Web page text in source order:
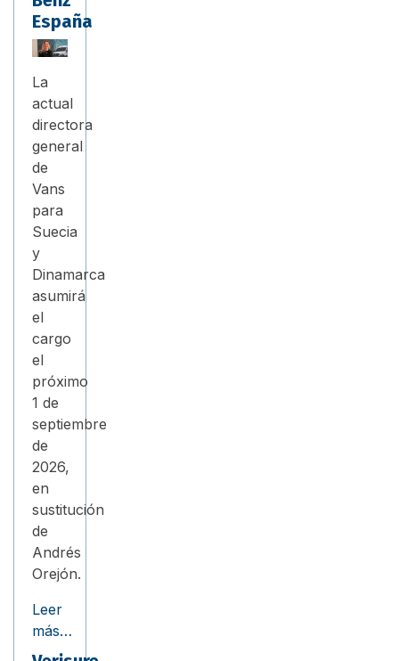
España
La
actual
directora
general
de
Vans
para
Suecia
y
Dinamarca
asumirá
el
cargo
el
próximo
1 de
septiembre
de
2026,
en
sustitución
de
Andrés
Orejón.
Leer
más…